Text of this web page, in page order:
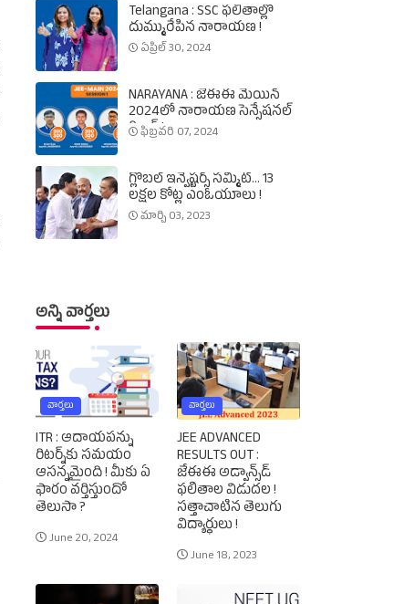
Telangana : SSC ఫలితాల్లో
దుమ్మురేపిన నారాయణ !
ఏప్రిల్ 30, 2024
NARAYANA : జేఈఈ మెయిన్‌
2024లో నారాయణ సెన్సేషనల్‌
రికార్డ్‌ !
ఫిబ్రవరి 07, 2024
గ్లోబల్‌ ఇన్వెష్టర్స్‌ సమ్మిట్‌... 13
లక్షల కోట్ల ఎంఓయూలు !
మార్చి 03, 2023
అన్ని వార్తలు
వార్తలు
ITR : ఆదాయపన్ను
రిటర్న్‌కు సమయం
ఆసన్నమైంది ! మీకు ఏ
ఫారం వర్తిస్తుందో
తెలుసా ?
June 20, 2024
వార్తలు
JEE ADVANCED
RESULTS OUT :
జేఈఈ అడ్వాన్స్‌డ్‌
ఫలితాల విడుదల !
సత్తాచాటిన తెలుగు
విద్యార్థులు !
June 18, 2023